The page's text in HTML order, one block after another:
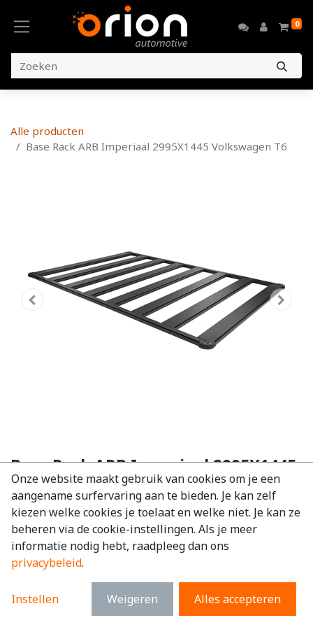
0
Alle producten
Base Rack ARB Imperiaal 2995X1445 Volkswagen T6
Base Rack ARB Imperiaal 2995X1445
Volkswagen T6
EAN: 6097248974976
€2.387,20excl. BTW
€2.888,51 incl. BTW
Onze website maakt gebruik van cookies om je een
aangename surfervaring aan te bieden. Je kan zelf
kiezen welke cookies je toelaat en welke niet. Je kan ze
beheren via de cookie-instellingen. Als je meer
informatie nodig hebt, raadpleeg dan ons
privacybeleid.
Instellen Weigeren Alles accepteren